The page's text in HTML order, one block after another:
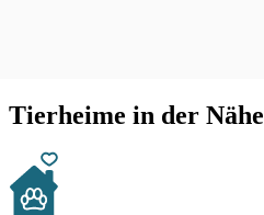
Tierheime in der Nähe